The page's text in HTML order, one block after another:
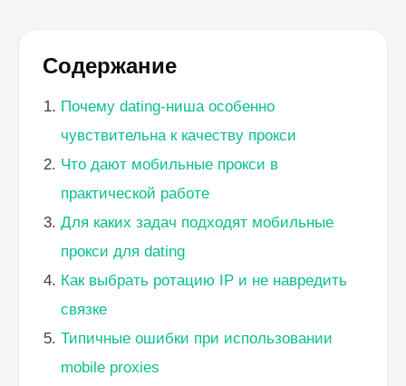
Содержание
Почему dating-ниша особенно
чувствительна к качеству прокси
Что дают мобильные прокси в
практической работе
Для каких задач подходят мобильные
прокси для dating
Как выбрать ротацию IP и не навредить
связке
Типичные ошибки при использовании
mobile proxies